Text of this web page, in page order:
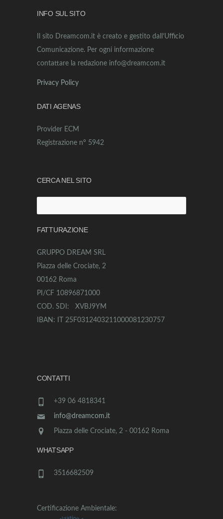
INFO SUL SITO
Il sito Dreamcom.it è creato e gestito dall’Ufficio
Comunicazione. Per ogni informazione
contattare la redazione info@dreamcom.it
Privacy Policy
DATI AGENAS
Provider ECM
Registrazione n° 5942
CERCA NEL SITO
per:
FATTURAZIONE
GRUPPO DREAM SRL
Piazza delle Crociate, 2
00162 Roma
PI/CF 10896871000
COD. SDI: XVBJ9YM
IBAN: IT 25F0312403211000081230757
CONTATTI
+39 06 4818341
info@dreamcom.it
Piazza delle Crociate, 2 - 00162 Roma
WHATSAPP
3516682509
Certificazione Ambientale: